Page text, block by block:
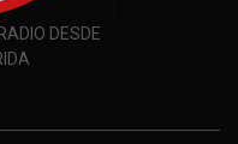
DESDE